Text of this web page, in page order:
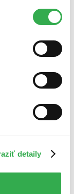
tieto
detaily
svojho kandidáta
automaticky
Za knihy ste mohli
svojho kandidáta
automaticky